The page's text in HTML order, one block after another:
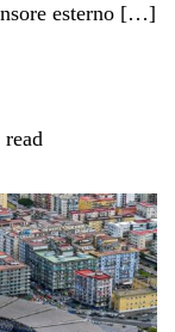
esterno […]
read